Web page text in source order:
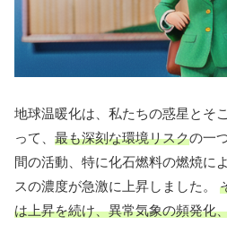
地球温暖化は、私たちの惑星とそ
って、 最も深刻な環境リスクの一
間の活動、特に化石燃料の燃焼に
スの濃度が急激に上昇しました。
は上昇を続け、異常気象の頻発化